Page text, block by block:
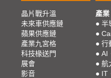
晶片戰升溫
未來車供應鏈
蘋果供應鏈
產業九宮格
科技椽送門
展會
影音
產業
● 半
●
● 行
● AI
● 航
● IT